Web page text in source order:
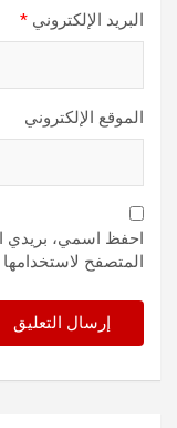
البريد الإلكتروني *
الموقع الإلكتروني
احفظ اسمي، بريدي
المتصفح